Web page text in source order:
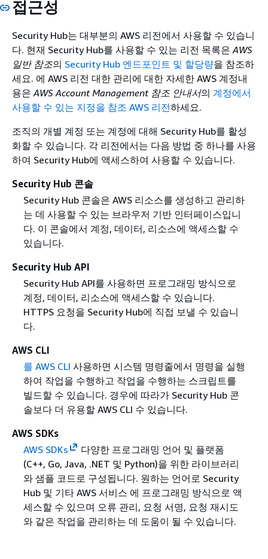
접근성
Security Hub는 대부분의 AWS 리전에서 사용할 수 있습니
다. 현재 Security Hub를 사용할 수 있는 리전 목록은 AWS
일반 참조의 Security Hub 엔드포인트 및 할당량을 참조하
세요. 에 AWS 리전 대한 관리에 대한 자세한 AWS 계정내
용은 AWS Account Management 참조 안내서의 계정에서
사용할 수 있는 지정을 참조 AWS 리전하세요.
조직의 개별 계정 또는 계정에 대해 Security Hub를 활성
화할 수 있습니다. 각 리전에서는 다음 방법 중 하나를 사용
하여 Security Hub에 액세스하여 사용할 수 있습니다.
Security Hub 콘솔
Security Hub 콘솔은 AWS 리소스를 생성하고 관리하
는 데 사용할 수 있는 브라우저 기반 인터페이스입니
다. 이 콘솔에서 계정, 데이터, 리소스에 액세스할 수
있습니다.
Security Hub API
Security Hub API를 사용하면 프로그래밍 방식으로
계정, 데이터, 리소스에 액세스할 수 있습니다.
HTTPS 요청을 Security Hub에 직접 보낼 수 있습니
다.
AWS CLI
를 AWS CLI 사용하면 시스템 명령줄에서 명령을 실행
하여 작업을 수행하고 작업을 수행하는 스크립트를
빌드할 수 있습니다. 경우에 따라가 Security Hub 콘
솔보다 더 유용할 AWS CLI 수 있습니다.
AWS SDKs
AWS SDKs
다양한 프로그래밍 언어 및 플랫폼
(C++, Go, Java, .NET 및 Python)을 위한 라이브러리
와 샘플 코드로 구성됩니다. 원하는 언어로 Security
Hub 및 기타 AWS 서비스 에 프로그래밍 방식으로 액
세스할 수 있으며 오류 관리, 요청 서명, 요청 재시도
와 같은 작업을 관리하는 데 도움이 될 수 있습니다.